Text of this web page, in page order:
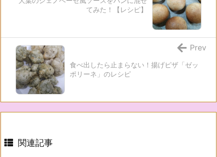
てみた！【レシピ】
食べ出したら止まらない！揚げピザ「ゼッ
ポリーネ」のレシピ
Prev
関連記事